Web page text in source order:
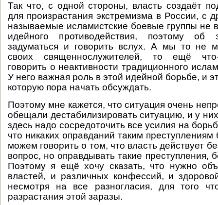
Так что, с одной стороны, власть создаёт
для произрастания экстремизма в России, с
называемые исламистские боевые группы не
идейного противодействия, поэтому
задуматься и говорить вслух. А мы то не
своих священнослужителей, то ещё
говорить о неактивности традиционного
У него важная роль в этой идейной борьбе, и
которую пора начать обсуждать.
Поэтому мне кажется, что ситуация очень
обещали дестабилизировать ситуацию, и у
здесь надо сосредоточить все усилия на
что никаких оправданий таким
можем говорить о том, что власть действует
вопрос, но оправдывать такие преступления,
Поэтому я ещё хочу сказать, что нужно
властей, и различных конфессий, и
несмотря на все разногласия, для того
разрастания этой заразы.